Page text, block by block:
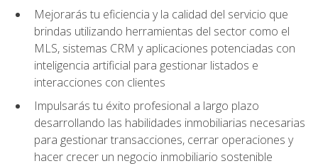
Mejorarás tu eficiencia y la calidad del servicio que
brindas utilizando herramientas del sector como el
MLS, sistemas CRM y aplicaciones potenciadas con
inteligencia artificial para gestionar listados e
interacciones con clientes
Impulsarás tu éxito profesional a largo plazo
desarrollando las habilidades inmobiliarias necesarias
para gestionar transacciones, cerrar operaciones y
hacer crecer un negocio inmobiliario sostenible